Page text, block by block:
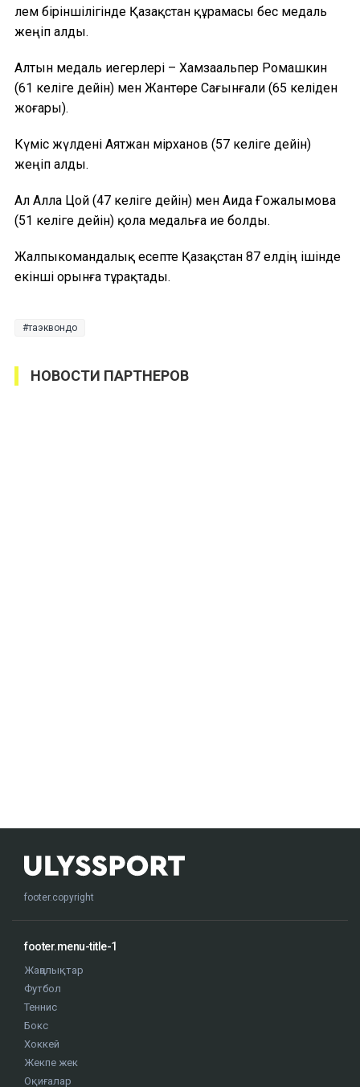
Әлем біріншілігінде Қазақстан құрамасы бес медаль
жеңіп алды.
Алтын медаль иегерлері – Хамзаальпер Ромашкин
(61 келіге дейін) мен Жантөре Сағынғали (65 келіден
жоғары).
Күміс жүлдені Аятжан Әмірханов (57 келіге дейін)
жеңіп алды.
Ал Алла Цой (47 келіге дейін) мен Аида Ғожалымова
(51 келіге дейін) қола медальға ие болды.
Жалпыкомандалық есепте Қазақстан 87 елдің ішінде
екінші орынға тұрақтады.
таэквондо
НОВОСТИ ПАРТНЕРОВ
footer.copyright
footer.menu-title-1
Жаңалықтар
Футбол
Теннис
Бокс
Хоккей
Жекпе жек
Оқиғалар